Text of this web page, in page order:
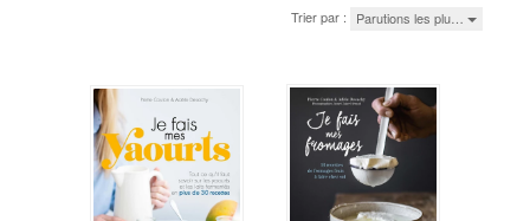
Trier par : Parutions les plu…